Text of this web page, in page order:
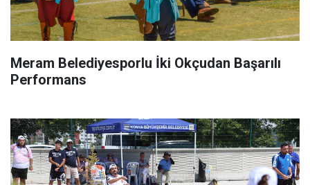
Meram Belediyesporlu İki Okçudan Başarılı
Performans